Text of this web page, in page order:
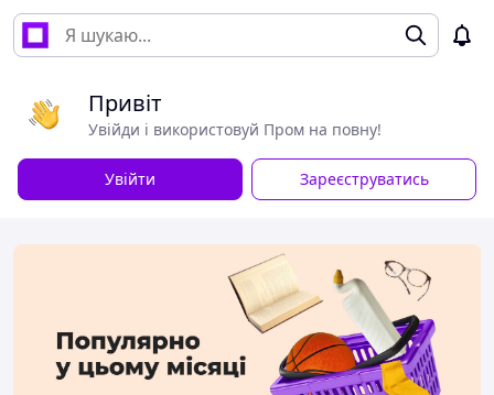
Привіт
Увійди і використовуй Пром на повну!
Увійти Зареєструватись